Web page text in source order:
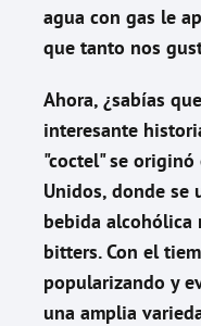
agua con gas le
que tanto nos
Ahora, ¿sabías
interesante
"coctel" se originó
Unidos, donde se
bebida alcohólica
bitters. Con el
popularizando y
una amplia